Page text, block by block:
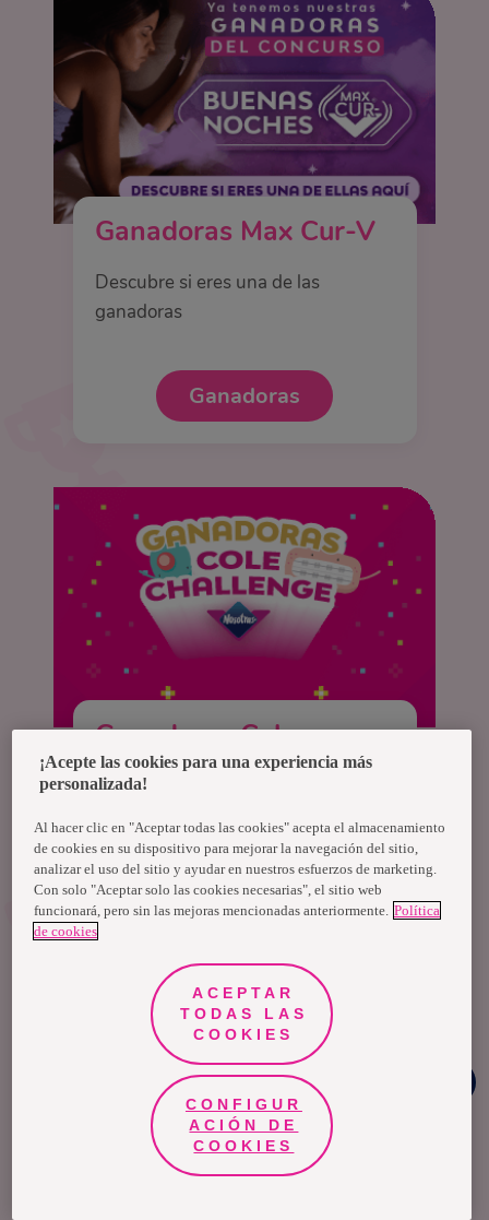
Ganadoras Max Cur-V
Descubre si eres una de las
ganadoras
Ganadoras
Ganadoras Cole
Challenge
ganadoras.
Ganadoras
PATROCINADO POR
¡Acepte las cookies para una experiencia más
personalizada!
Al hacer clic en "Aceptar todas las cookies" acepta el almacenamiento
de cookies en su dispositivo para mejorar la navegación del sitio,
analizar el uso del sitio y ayudar en nuestros esfuerzos de marketing.
Con solo "Aceptar solo las cookies necesarias", el sitio web
funcionará, pero sin las mejoras mencionadas anteriormente. Política
de cookies
ACEPTAR
TODAS LAS
COOKIES
CONFIGUR
ACIÓN DE
COOKIES